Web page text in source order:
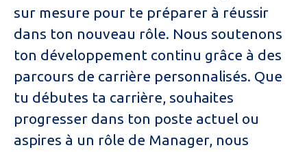
sur mesure pour te préparer à réussir
dans ton nouveau rôle. Nous soutenons
ton développement continu grâce à des
parcours de carrière personnalisés. Que
tu débutes ta carrière, souhaites
progresser dans ton poste actuel ou
aspires à un rôle de Manager, nous